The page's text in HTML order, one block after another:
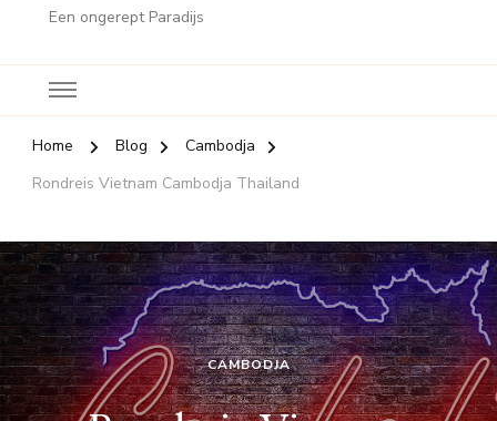
Een ongerept Paradijs
Home Blog
Cambodja
Rondreis Vietnam Cambodja Thailand
CAMBODJA